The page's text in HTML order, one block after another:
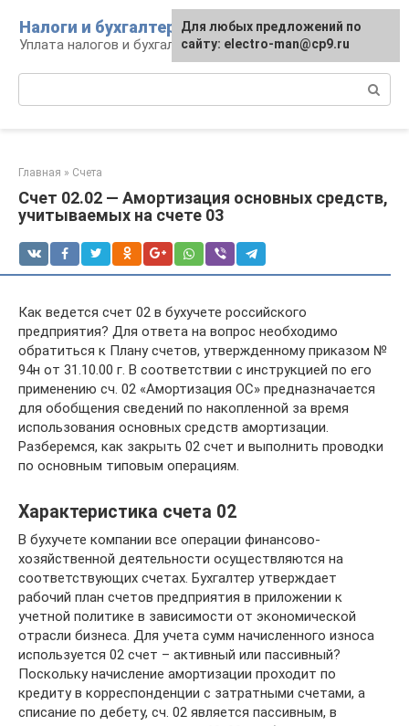
контенту
Налоги и бухгалтерия
Уплата налогов и бухгалтерская отчётность
Главная » Счета
Счет 02.02 — Амортизация основных средств,
учитываемых на счете 03
Как ведется счет 02 в бухучете российского
предприятия? Для ответа на вопрос необходимо
обратиться к Плану счетов, утвержденному приказом №
94н от 31.10.00 г. В соответствии с инструкцией по его
применению сч. 02 «Амортизация ОС» предназначается
для обобщения сведений по накопленной за время
использования основных средств амортизации.
Разберемся, как закрыть 02 счет и выполнить проводки
по основным типовым операциям.
Характеристика счета 02
В бухучете компании все операции финансово-
хозяйственной деятельности осуществляются на
соответствующих счетах. Бухгалтер утверждает
рабочий план счетов предприятия в приложении к
учетной политике в зависимости от экономической
отрасли бизнеса. Для учета сумм начисленного износа
используется 02 счет – активный или пассивный?
Поскольку начисление амортизации проходит по
кредиту в корреспонденции с затратными счетами, а
списание по дебету, сч. 02 является пассивным, в
Для любых предложений по
сайту: electro-man@cp9.ru